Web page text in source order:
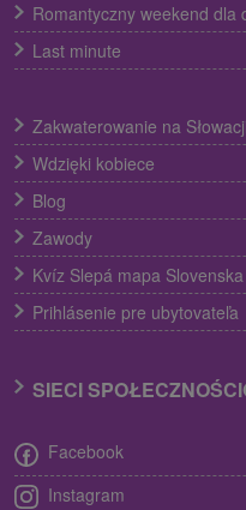
Romantyczny weekend dla
Last minute
Zakwaterowanie na
Wdzięki kobiece
Blog
Zawody
Kvíz Slepá mapa Slovenska
Prihlásenie pre ubytovateľa
SIECI
Facebook
Instagram